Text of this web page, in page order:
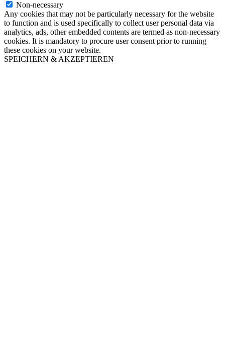
Non-necessary
Any cookies that may not be particularly necessary for the website
to function and is used specifically to collect user personal data via
analytics, ads, other embedded contents are termed as non-necessary
cookies. It is mandatory to procure user consent prior to running
these cookies on your website.
SPEICHERN & AKZEPTIEREN